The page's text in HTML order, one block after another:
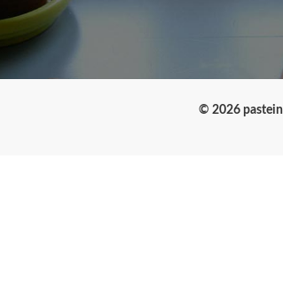
© 2026